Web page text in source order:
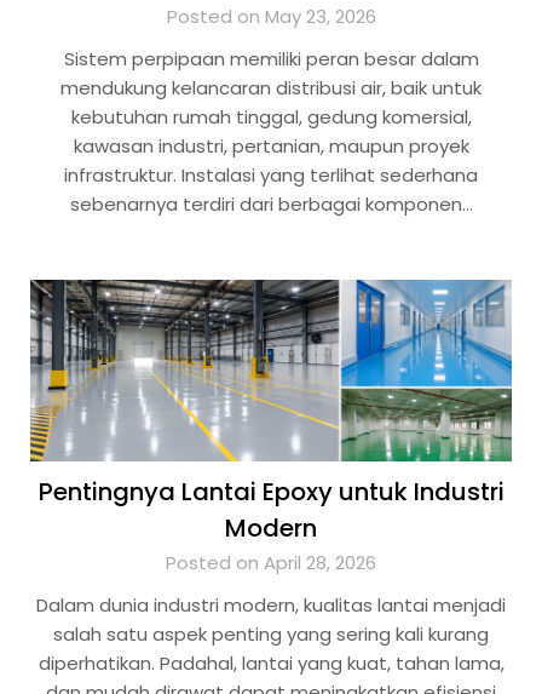
Posted on May 23, 2026
Sistem perpipaan memiliki peran besar dalam
mendukung kelancaran distribusi air, baik untuk
kebutuhan rumah tinggal, gedung komersial,
kawasan industri, pertanian, maupun proyek
infrastruktur. Instalasi yang terlihat sederhana
sebenarnya terdiri dari berbagai komponen…
Pentingnya Lantai Epoxy untuk Industri
Modern
Posted on April 28, 2026
Dalam dunia industri modern, kualitas lantai menjadi
salah satu aspek penting yang sering kali kurang
diperhatikan. Padahal, lantai yang kuat, tahan lama,